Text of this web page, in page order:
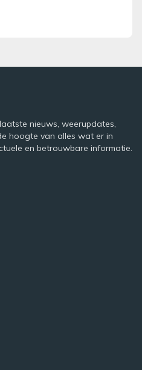
nieuws, weerupdates,
hoogte van alles wat er in
en betrouwbare informatie.